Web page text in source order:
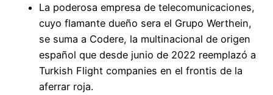
La poderosa empresa de telecomunicaciones,
cuyo flamante dueño sera el Grupo Werthein,
se suma a Codere, la multinacional de origen
español que desde junio de 2022 reemplazó a
Turkish Flight companies en el frontis de la
aferrar roja.